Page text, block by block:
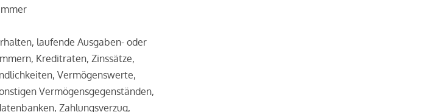
laufende Ausgaben- oder
Kreditraten, Zinssätze,
Vermögenswerte,
Vermögensgegenständen,
Zahlungsverzug,